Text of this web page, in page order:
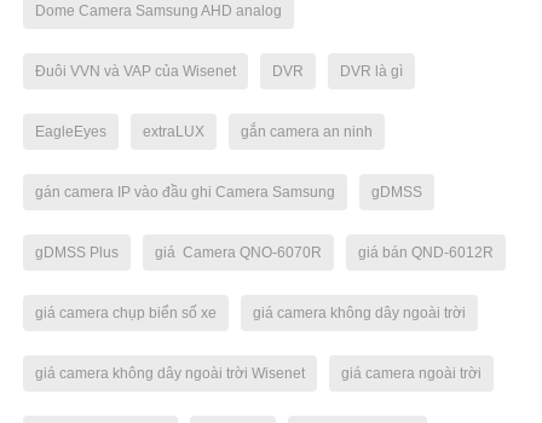
Dome Camera Samsung AHD analog
Đuôi VVN và VAP của Wisenet DVR DVR là gì
EagleEyes extraLUX gắn camera an ninh
gán camera IP vào đầu ghi Camera Samsung gDMSS
gDMSS Plus giá Camera QNO-6070R giá bán QND-6012R
giá camera chụp biển số xe giá camera không dây ngoài trời
giá camera không dây ngoài trời Wisenet giá camera ngoài trời